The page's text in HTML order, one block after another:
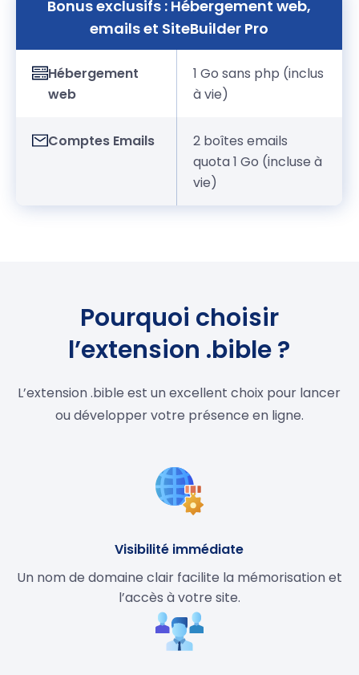
Bonus exclusifs : Hébergement web,
emails et SiteBuilder Pro
Hébergement
web
1 Go sans php (inclus
à vie)
Comptes Emails
2 boîtes emails
quota 1 Go (incluse à
vie)
Pourquoi choisir
l’extension .bible ?
L’extension .bible est un excellent choix pour lancer
ou développer votre présence en ligne.
Visibilité immédiate
Un nom de domaine clair facilite la mémorisation et
l’accès à votre site.